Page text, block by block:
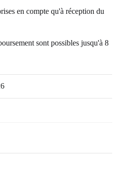
en compte qu'à réception du
sont possibles jusqu'à 8